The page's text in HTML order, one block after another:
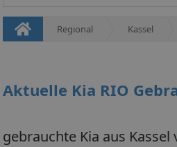
Regional Kassel
Aktuelle Kia RIO
gebrauchte Kia aus